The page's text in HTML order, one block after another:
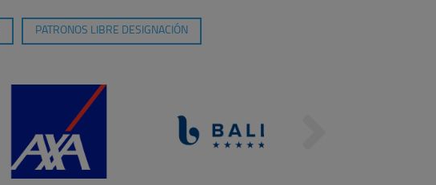
PATRONOS LIBRE DESIGNACIÓN